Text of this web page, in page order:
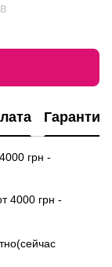
Гарантия
грн -
4000 грн -